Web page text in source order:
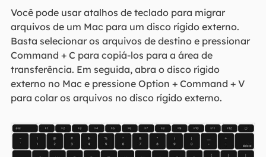
Você pode usar atalhos de teclado para migrar
arquivos de um Mac para um disco rígido externo.
Basta selecionar os arquivos de destino e pressionar
Command + C para copiá-los para a área de
transferência. Em seguida, abra o disco rígido
externo no Mac e pressione Option + Command + V
para colar os arquivos no disco rígido externo.